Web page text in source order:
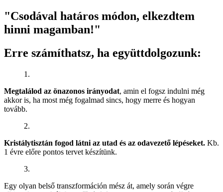
"Csodával határos módon, elkezdtem
hinni magamban!"
Erre számíthatsz, ha együttdolgozunk:
1.
Megtalálod az önazonos irányodat, amin el fogsz indulni még
akkor is, ha most még fogalmad sincs, hogy merre és hogyan
tovább.
2.
Kristálytisztán fogod látni az utad és az odavezető lépéseket. Kb.
1 évre előre pontos tervet készítünk.
3.
Egy olyan belső transzformáción mész át, amely során végre